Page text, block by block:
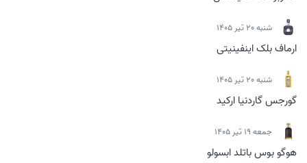
شنبه 20 تیر 1405
ارماف بلک اینفینیتی
شنبه 20 تیر 1405
گورجس گاردنیا ارکید
جمعه 19 تیر 1405
هوگو بوس باتلد ابسولو